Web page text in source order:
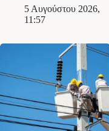
5 Αυγούστου 2026,
11:57